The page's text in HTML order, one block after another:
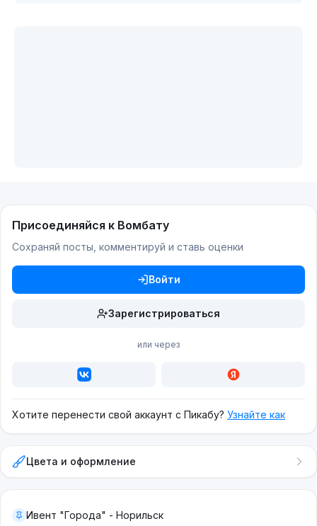
Присоединяйся к Вомбату
Сохраняй посты, комментируй и ставь оценки
Войти
Зарегистрироваться
или через
Хотите перенести свой аккаунт с Пикабу? Узнайте как
Цвета и оформление
Ивент "Города" - Норильск